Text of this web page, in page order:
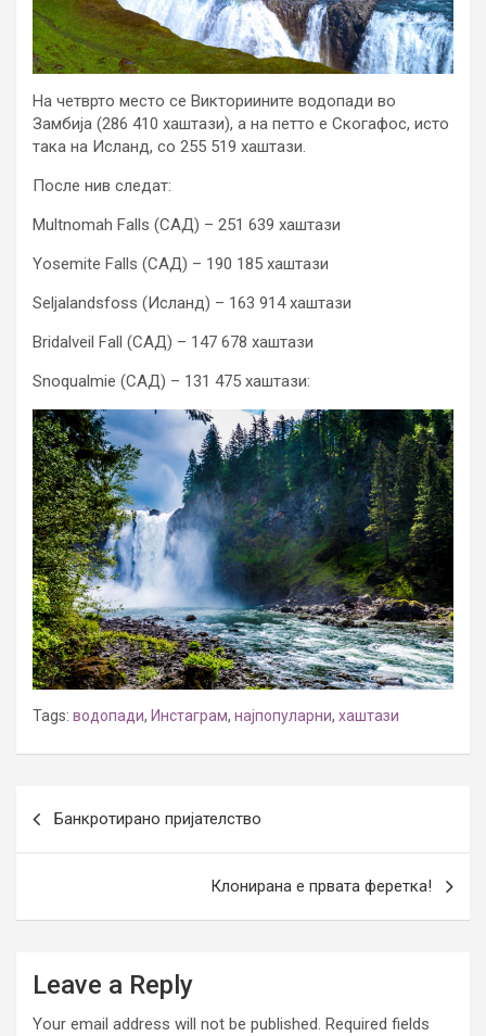
На четврто место се Викториините водопади во
Замбија (286 410 хаштази), а на петто е Скогафос, исто
така на Исланд, со 255 519 хаштази.
После нив следат:
Multnomah Falls (САД) – 251 639 хаштази
Yosemite Falls (САД) – 190 185 хаштази
Seljalandsfoss (Исланд) – 163 914 хаштази
Bridalveil Fall (САД) – 147 678 хаштази
Snoqualmie (САД) – 131 475 хаштази:
Tags: водопади, Инстаграм, најпопуларни, хаштази
navigation
Банкротирано пријателство
Клонирана е првата феретка!
Leave a Reply
Your email address will not be published. Required fields